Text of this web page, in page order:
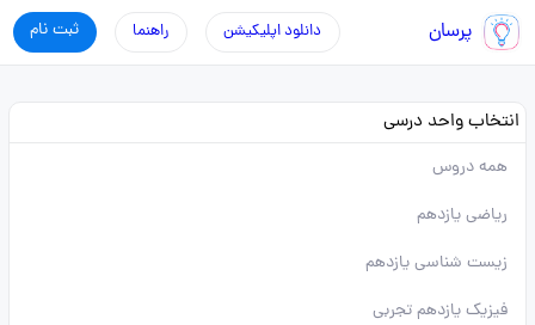
پرسان ثبت نام راهنما دانلود اپلیکیشن
انتخاب واحد درسی
همه دروس
ریاضی یازدهم
زیست شناسی یازدهم
فیزیک یازدهم تجربی